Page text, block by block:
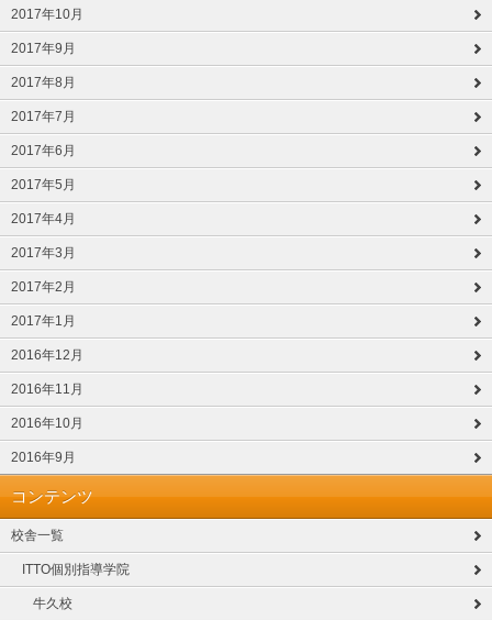
2017年10月
2017年9月
2017年8月
2017年7月
2017年6月
2017年5月
2017年4月
2017年3月
2017年2月
2017年1月
2016年12月
2016年11月
2016年10月
2016年9月
コンテンツ
校舎一覧
ITTO個別指導学院
牛久校